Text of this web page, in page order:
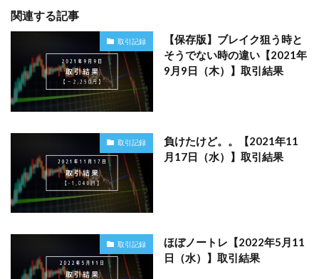
関連する記事
取引記録
【保存版】ブレイク狙う時と
そうでない時の違い【2021年
9月9日（木）】取引結果
取引記録
負けたけど。。【2021年11
月17日（水）】取引結果
取引記録
ほぼノートレ【2022年5月11
日（水）】取引結果